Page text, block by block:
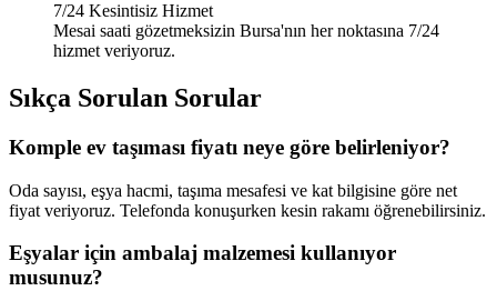
7/24 Kesintisiz Hizmet
Mesai saati gözetmeksizin Bursa'nın her noktasına 7/24
hizmet veriyoruz.
Sıkça Sorulan Sorular
Komple ev taşıması fiyatı neye göre belirleniyor?
Oda sayısı, eşya hacmi, taşıma mesafesi ve kat bilgisine göre net
fiyat veriyoruz. Telefonda konuşurken kesin rakamı öğrenebilirsiniz.
Eşyalar için ambalaj malzemesi kullanıyor
musunuz?